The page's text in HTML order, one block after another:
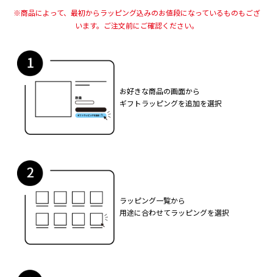
※商品によって、最初からラッピング込みのお値段になっているものもござ
います。 ご注文前にご確認ください。
お好きな商品の画面から
ギフトラッピングを追加を選択
ラッピング一覧から
用途に合わせてラッピングを選択